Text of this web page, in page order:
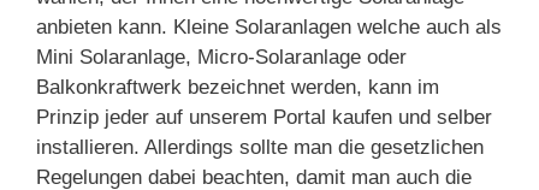
anbieten kann. Kleine Solaranlagen welche auch als
Mini Solaranlage, Micro-Solaranlage oder
Balkonkraftwerk bezeichnet werden, kann im
Prinzip jeder auf unserem Portal kaufen und selber
installieren. Allerdings sollte man die gesetzlichen
Regelungen dabei beachten, damit man auch die